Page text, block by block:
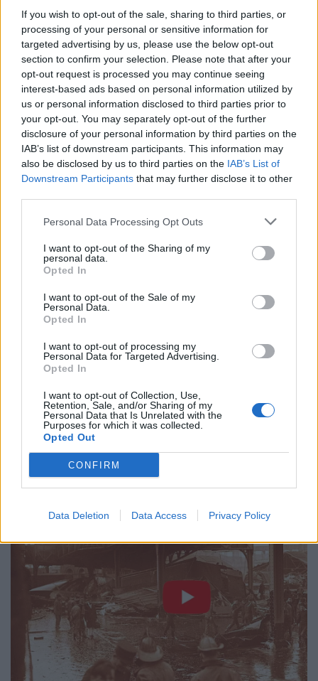
If you wish to opt-out of the sale, sharing to third parties, or
processing of your personal or sensitive information for
targeted advertising by us, please use the below opt-out
section to confirm your selection. Please note that after your
opt-out request is processed you may continue seeing
interest-based ads based on personal information utilized by
us or personal information disclosed to third parties prior to
your opt-out. You may separately opt-out of the further
disclosure of your personal information by third parties on the
IAB’s list of downstream participants. This information may
also be disclosed by us to third parties on the IAB’s List of
Downstream Participants that may further disclose it to other
Personal Data Processing Opt Outs
I want to opt-out of the Sharing of my
personal data.
Opted In
I want to opt-out of the Sale of my
Personal Data.
Opted In
I want to opt-out of processing my
Personal Data for Targeted Advertising.
Opted In
I want to opt-out of Collection, Use,
Retention, Sale, and/or Sharing of my
Personal Data that Is Unrelated with the
Purposes for which it was collected.
Opted Out
CONFIRM
Data Deletion Data Access Privacy Policy